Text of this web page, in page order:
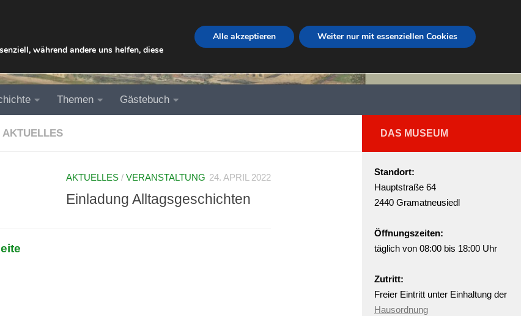
Themen Gästebuch
AKTUELLES
AKTUELLES / VERANSTALTUNG 24. APRIL 2022
Einladung Alltagsgeschichten
DAS MUSEUM
Standort:
Hauptstraße 64
2440 Gramatneusiedl
Öffnungszeiten:
täglich von 08:00 bis 18:00 Uhr
Zutritt:
Freier Eintritt unter Einhaltung der
Hausordnung
während andere uns helfen, diese
Alle akzeptieren Weiter nur mit essenziellen Cookies